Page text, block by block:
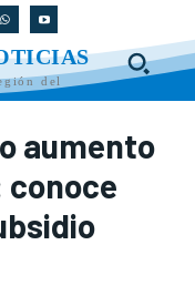
del
aumento
conoce